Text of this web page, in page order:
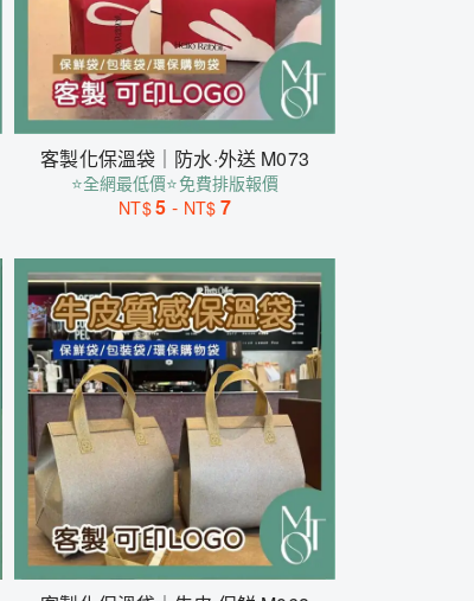
客製化保溫袋｜防水·外送 M073
⭐全網最低價⭐免費排版報價
NT$5 - NT$ 7